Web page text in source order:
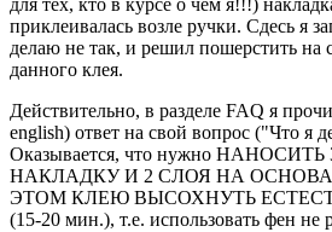
для тех, кто в курсе о чем я!!!)
приклеивалась возле ручки. Сдесь я
делаю не так, и решил пошерстить на
данного клея.
Действительно, в разделе FAQ я
english) ответ на свой вопрос ("Что я
Оказывается, что нужно
НАКЛАДКУ И 2 СЛОЯ НА
ЭТОМ КЛЕЮ ВЫСОХНУТЬ
(15-20 мин.), т.е. использовать фен не